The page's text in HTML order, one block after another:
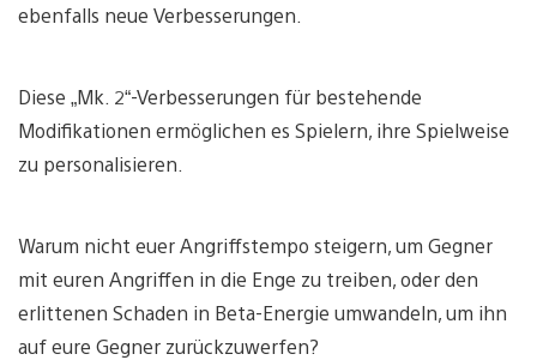
ebenfalls neue Verbesserungen.
Diese „Mk. 2“-Verbesserungen für bestehende
Modifikationen ermöglichen es Spielern, ihre Spielweise
zu personalisieren.
Warum nicht euer Angriffstempo steigern, um Gegner
mit euren Angriffen in die Enge zu treiben, oder den
erlittenen Schaden in Beta-Energie umwandeln, um ihn
auf eure Gegner zurückzuwerfen?